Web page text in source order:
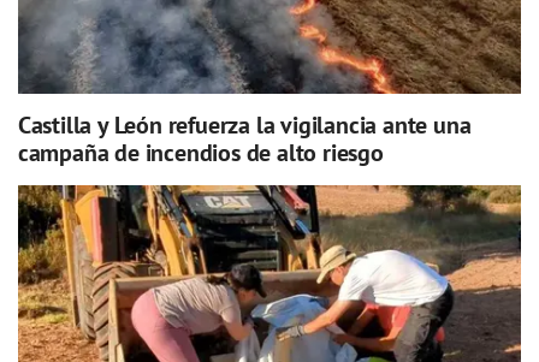
Castilla y León refuerza la vigilancia ante una
campaña de incendios de alto riesgo